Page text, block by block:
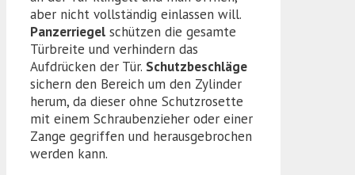
aber nicht vollständig einlassen will.
Panzerriegel schützen die gesamte
Türbreite und verhindern das
Aufdrücken der Tür. Schutzbeschläge
sichern den Bereich um den Zylinder
herum, da dieser ohne Schutzrosette
mit einem Schraubenzieher oder einer
Zange gegriffen und herausgebrochen
werden kann.